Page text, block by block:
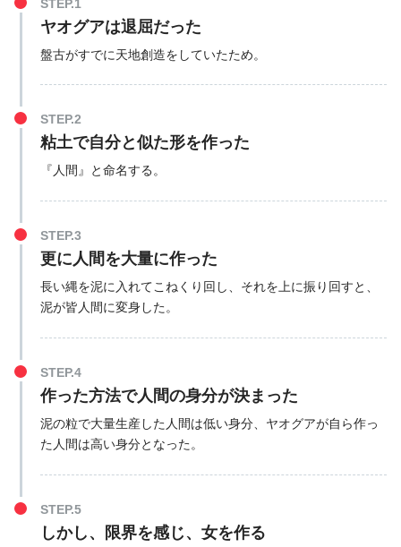
STEP.1
ヤオグアは退屈だった
盤古がすでに天地創造をしていたため。
STEP.2
粘土で自分と似た形を作った
『人間』と命名する。
STEP.3
更に人間を大量に作った
長い縄を泥に入れてこねくり回し、それを上に振り回すと、
泥が皆人間に変身した。
STEP.4
作った方法で人間の身分が決まった
泥の粒で大量生産した人間は低い身分、ヤオグアが自ら作っ
た人間は高い身分となった。
STEP.5
しかし、限界を感じ、女を作る